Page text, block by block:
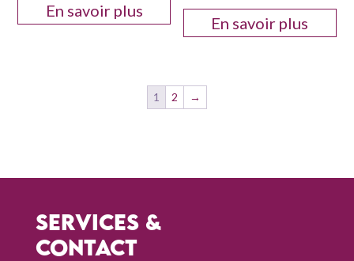
En savoir plus
En savoir plus
1 2 →
Services &
contact